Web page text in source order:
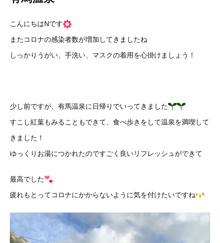
こんにちはNです
またコロナの感染者数が増加してきましたね
しっかりうがい、手洗い、マスクの着用を心掛けましょう！
少し前ですが、有馬温泉に日帰りでいってきました
すこし紅葉もみることもできて、食べ歩きをして温泉を満喫して
きました！
ゆっくりお湯につかれたのですごく良いリフレッシュができて
最高でした
疲れもとってコロナにかからないように気を付けたいですね